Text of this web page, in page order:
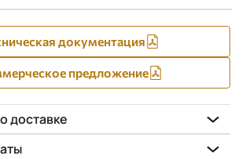
документация
предложение
доставке